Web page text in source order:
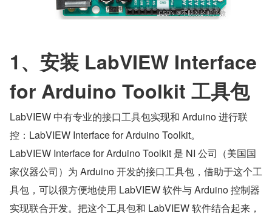
​1、安装 LabVIEW Interface
for Arduino Toolkit 工具包
LabVIEW 中有专业的接口工具包实现和 Arduino 进行联
控：LabVIEW Interface for Arduino Toolkit。
LabVIEW Interface for Arduino Toolkit 是 NI 公司（美国国
家仪器公司）为 Arduino 开发的接口工具包，借助于这个工
具包，可以很方便地使用 LabVIEW 软件与 Arduino 控制器
实现联合开发。把这个工具包和 LabVIEW 软件结合起来，